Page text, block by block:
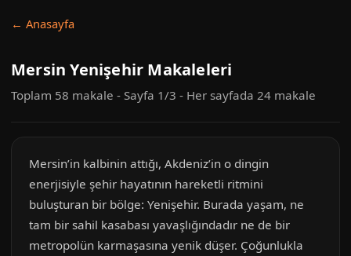
← Anasayfa
Mersin Yenişehir Makaleleri
Toplam 58 makale - Sayfa 1/3 - Her sayfada 24 makale
Mersin’in kalbinin attığı, Akdeniz’in o dingin
enerjisiyle şehir hayatının hareketli ritmini
buluşturan bir bölge: Yenişehir. Burada yaşam, ne
tam bir sahil kasabası yavaşlığındadır ne de bir
metropolün karmaşasına yenik düşer. Çoğunlukla